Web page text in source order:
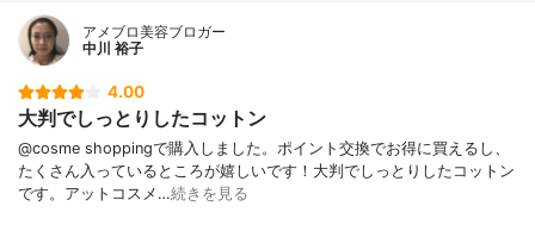
アメブロ美容ブロガー
中川 裕子
4.00
大判でしっとりしたコットン
@cosme shoppingで購入しました。ポイント交換でお得に買えるし、
たくさん入っているところが嬉しいです！大判でしっとりしたコットン
です。アットコスメ…続きを見る